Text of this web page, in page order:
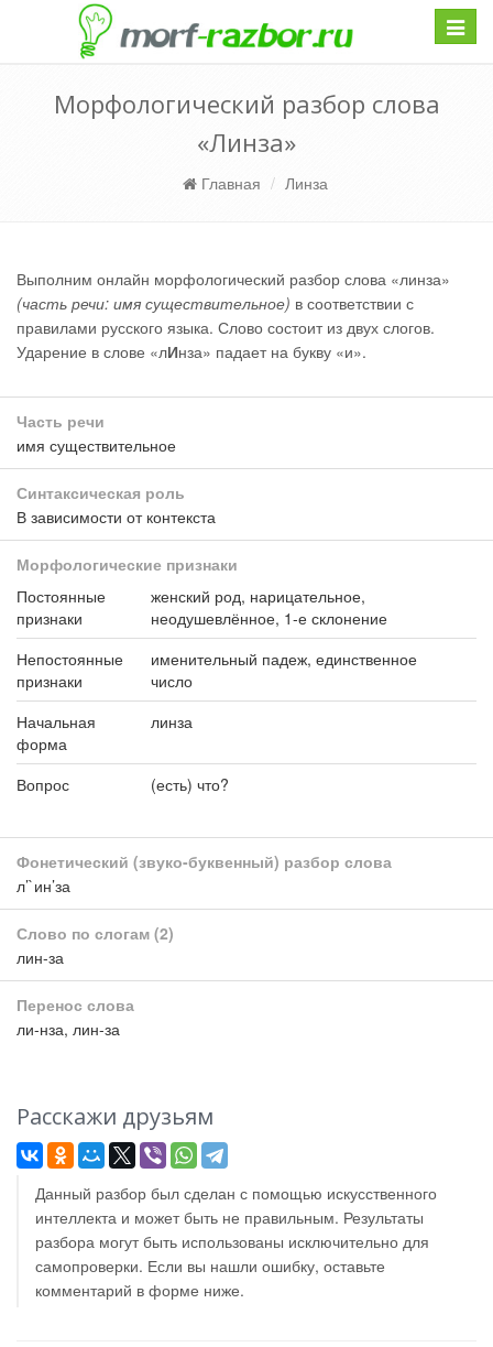
Морфологический разбор слова
«Линза»
Главная Линза
Выполним онлайн морфологический разбор слова «линза»
(часть речи: имя существительное) в соответствии с
правилами русского языка. Слово состоит из двух слогов.
Ударение в слове «лИнза» падает на букву «и».
Часть речи
имя существительное
Синтаксическая роль
В зависимости от контекста
Морфологические признаки
Постоянные
признаки
женский род, нарицательное,
неодушевлённое, 1-е склонение
Непостоянные
признаки
именительный падеж, единственное
число
Начальная
форма
линза
Вопрос (есть) что?
Фонетический (звуко-буквенный) разбор слова
л’`ин’за
Слово по слогам (2)
лин-за
Перенос слова
ли-нза, лин-за
Расскажи друзьям
Данный разбор был сделан с помощью искусственного
интеллекта и может быть не правильным. Результаты
разбора могут быть использованы исключительно для
самопроверки. Если вы нашли ошибку, оставьте
комментарий в форме ниже.